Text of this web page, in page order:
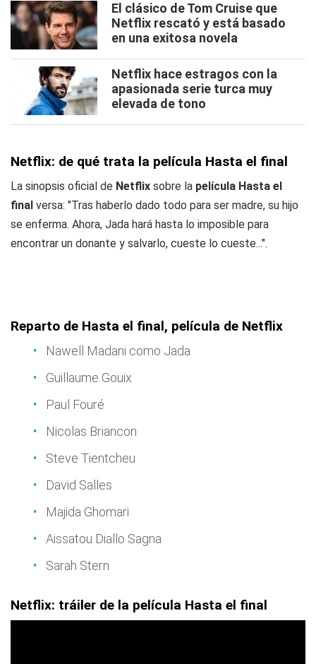
El clásico de Tom Cruise que
Netflix rescató y está basado
en una exitosa novela
Netflix hace estragos con la
apasionada serie turca muy
elevada de tono
Netflix: de qué trata la película Hasta el final
La sinopsis oficial de Netflix sobre la película Hasta el
final versa: "Tras haberlo dado todo para ser madre, su hijo
se enferma. Ahora, Jada hará hasta lo imposible para
encontrar un donante y salvarlo, cueste lo cueste...".
Reparto de Hasta el final, película de Netflix
Nawell Madani como Jada
Guillaume Gouix
Paul Fouré
Nicolas Briancon
Steve Tientcheu
David Salles
Majida Ghomari
Aissatou Diallo Sagna
Sarah Stern
Netflix: tráiler de la película Hasta el final